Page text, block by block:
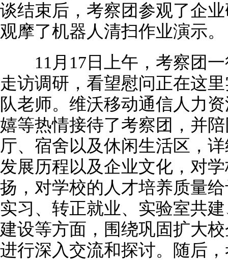
谈结束后，考察团参观了企
观摩了机器人清扫作业演示。
11月17日上午，考察团一
走访调研，看望慰问正在这
队老师。维沃移动通信人力
嬉等热情接待了考察团，并
厅、宿舍以及休闲生活区，
发展历程以及企业文化，对
扬，对学校的人才培养质量
实习、转正就业、实验室共
建设等方面，围绕巩固扩大
进行深入交流和探讨。随后